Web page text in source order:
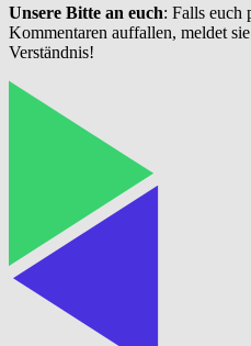
Unsere Bitte an euch: Falls euch
Kommentaren auffallen, meldet
Verständnis!